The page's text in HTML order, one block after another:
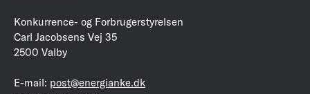
Konkurrence- og Forbrugerstyrelsen
Carl Jacobsens Vej 35
2500 Valby
E-mail: post@energianke.dk